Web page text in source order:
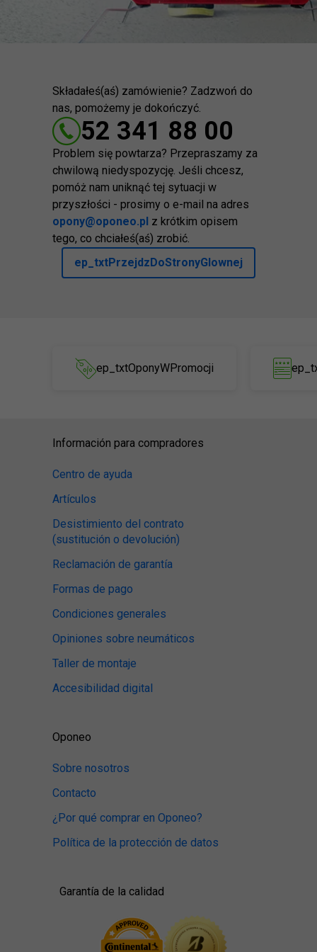
Składałeś(aś) zamówienie? Zadzwoń do
nas, pomożemy je dokończyć.
52 341 88 00
Problem się powtarza? Przepraszamy za
chwilową niedyspozycję. Jeśli chcesz,
pomóż nam uniknąć tej sytuacji w
przyszłości - prosimy o e-mail na adres
opony@oponeo.pl z krótkim opisem
tego, co chciałeś(aś) zrobić.
ep_txtPrzejdzDoStronyGlownej
ep_txtOponyWPromocji
Información para compradores
Centro de ayuda
Artículos
Desistimiento del contrato
(sustitución o devolución)
Reclamación de garantía
Formas de pago
Condiciones generales
Opiniones sobre neumáticos
Taller de montaje
Accesibilidad digital
Oponeo
Sobre nosotros
Contacto
¿Por qué comprar en Oponeo?
Política de la protección de datos
Garantía de la calidad